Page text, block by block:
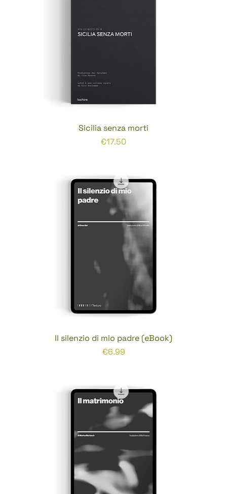
Sicilia senza morti
Prezzo
€17.50
Il silenzio di mio padre (eBook)
Prezzo
€6.99